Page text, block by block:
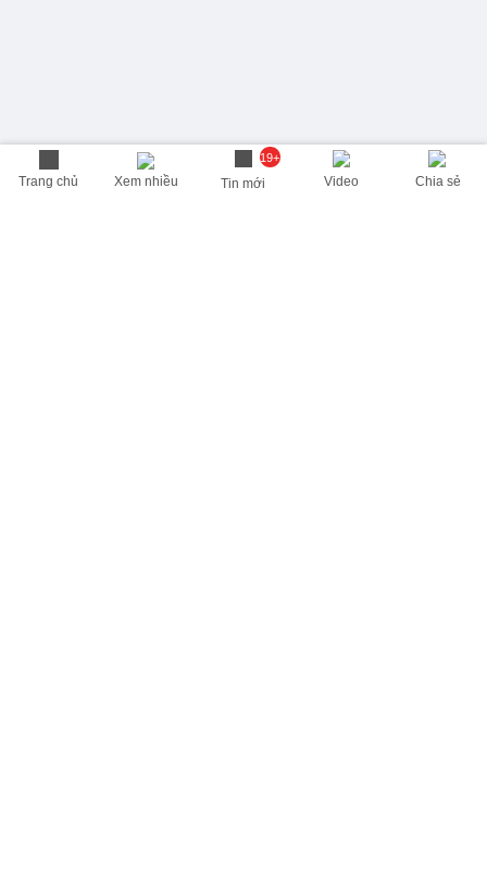
Trang chủ Xem nhiều
19+
Tin mới Video Chia sẻ